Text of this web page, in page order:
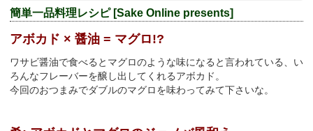
簡単一品料理レシピ [Sake Online presents]
アボカド × 醤油 = マグロ!?
ワサビ醤油で食べるとマグロのような味になると言われている、い
ろんなフレーバーを醸し出してくれるアボカド。
今回のおつまみでダブルのマグロを味わってみて下さいな。